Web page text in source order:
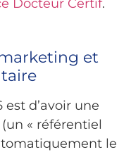
Docteur Certif.
et
d’avoir une
« référentiel
le